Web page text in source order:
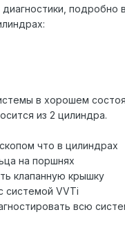
в хорошем
из 2 цилиндра.
что в цилиндрах
на поршнях
клапанную крышку
системой VVTi
всю